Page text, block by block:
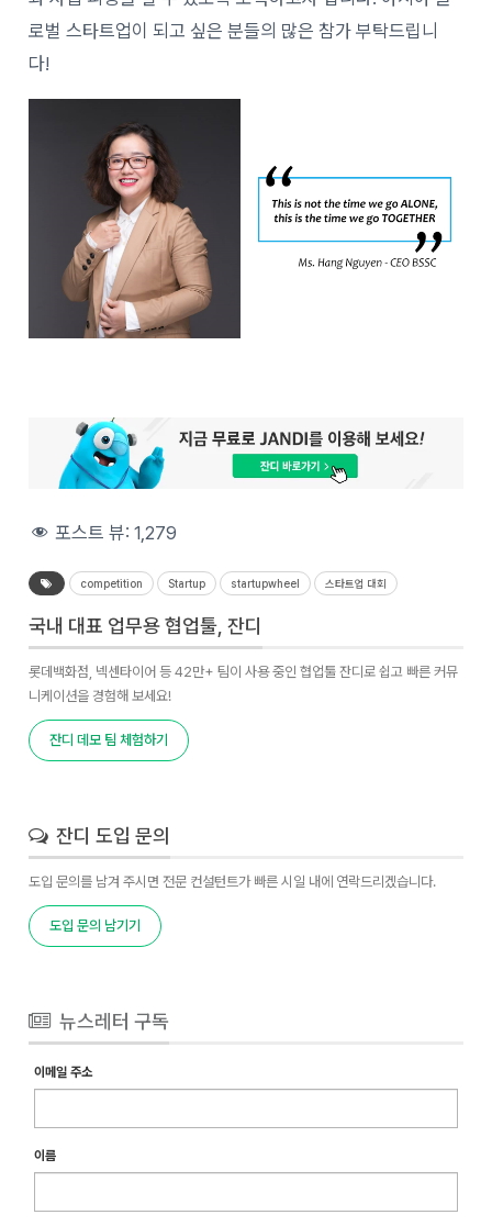
로벌 스타트업이 되고 싶은 분들의 많은 참가 부탁드립니
다!
포스트 뷰:1,279
competition Startup startupwheel 스타트업 대회
국내 대표 업무용 협업툴, 잔디
롯데백화점, 넥센타이어 등 42만+ 팀이 사용 중인 협업툴 잔디로 쉽고 빠른 커뮤
니케이션을 경험해 보세요!
잔디 데모 팀 체험하기
잔디 도입 문의
도입 문의를 남겨 주시면 전문 컨설턴트가 빠른 시일 내에 연락드리겠습니다.
도입 문의 남기기
뉴스레터 구독
이메일 주소
이름